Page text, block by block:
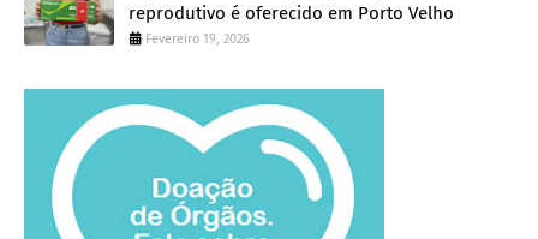
reprodutivo é oferecido em Porto Velho
Fevereiro 19, 2026